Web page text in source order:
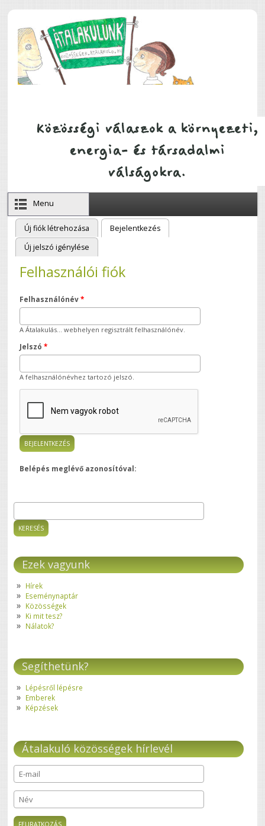
Menu
Elsődleges fülek
Új fiók létrehozása Bejelentkezés
Új jelszó igénylése
Felhasználói fiók
Felhasználónév*
A Átalakulás... webhelyen regisztrált felhasználónév.
Jelszó*
A felhasználónévhez tartozó jelszó.
Belépés meglévő azonosítóval:
Keresés űrlap
Ezek vagyunk
Hírek
Eseménynaptár
Közösségek
Ki mit tesz?
Nálatok?
Segíthetünk?
Lépésről lépésre
Emberek
Képzések
Átalakuló közösségek hírlevél
E-mail*
Név